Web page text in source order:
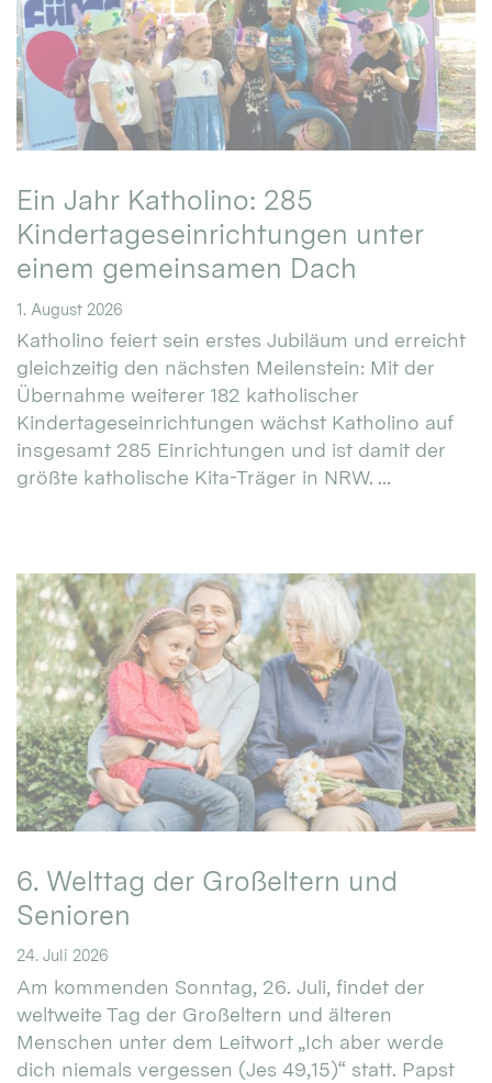
Ein Jahr Katholino: 285
Kindertageseinrichtungen unter
einem gemeinsamen Dach
1. August 2026
Katholino feiert sein erstes Jubiläum und erreicht
gleichzeitig den nächsten Meilenstein: Mit der
Übernahme weiterer 182 katholischer
Kindertageseinrichtungen wächst Katholino auf
insgesamt 285 Einrichtungen und ist damit der
größte katholische Kita-Träger in NRW. ...
6. Welttag der Großeltern und
Senioren
24. Juli 2026
Am kommenden Sonntag, 26. Juli, findet der
weltweite Tag der Großeltern und älteren
Menschen unter dem Leitwort „Ich aber werde
dich niemals vergessen (Jes 49,15)“ statt. Papst